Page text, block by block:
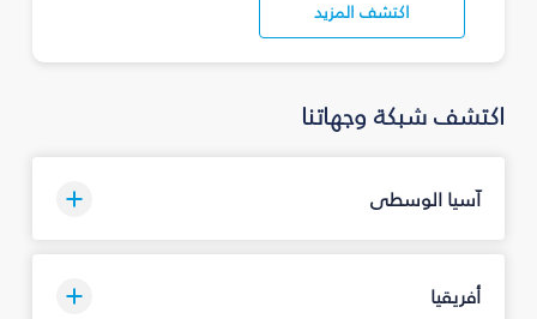
اكتشف المزيد
اكتشف شبكة وجهاتنا
آسيا الوسطى
أفريقيا